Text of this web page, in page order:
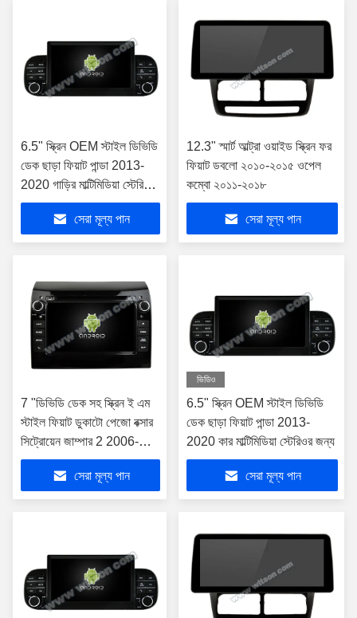
6.5" স্ক্রিন OEM স্টাইল ডিভিডি
ডেক ছাড়া ফিয়াট পান্ডা 2013-
2020 গাড়ির মাল্টিমিডিয়া স্টেরিও
জিপিএস কারপ্লে প্লেয়ারের জন্য
সেরা মূল্য পান
12.3" স্মার্ট আল্ট্রা ওয়াইড স্ক্রিন ফর
ফিয়াট ডবলো ২০১০-২০১৫ ওপেল
কম্বো ২০১১-২০১৮
সেরা মূল্য পান
7 "ডিভিডি ডেক সহ স্ক্রিন ই এম
স্টাইল ফিয়াট ডুকাটো পেজো বক্সার
সিট্রোয়েন জাম্পার 2 2006-
2016 এর জন্য
সেরা মূল্য পান
ভিডিও
6.5" স্ক্রিন OEM স্টাইল ডিভিডি
ডেক ছাড়া ফিয়াট পান্ডা 2013-
2020 কার মাল্টিমিডিয়া স্টেরিওর জন্য
সেরা মূল্য পান